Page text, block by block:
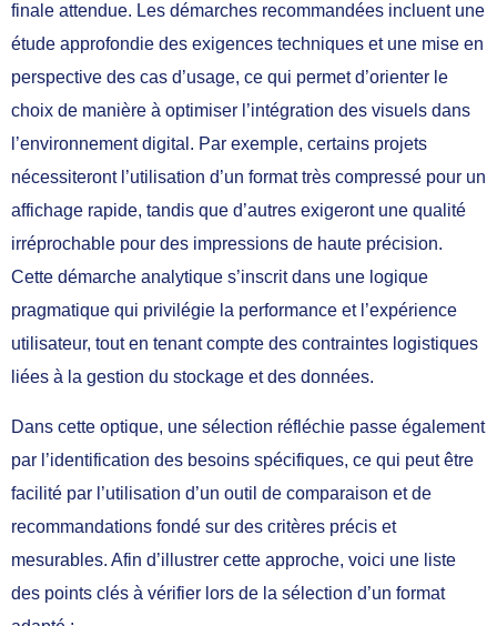
finale attendue. Les démarches recommandées incluent une
étude approfondie des exigences techniques et une mise en
perspective des cas d’usage, ce qui permet d’orienter le
choix de manière à optimiser l’intégration des visuels dans
l’environnement digital. Par exemple, certains projets
nécessiteront l’utilisation d’un format très compressé pour un
affichage rapide, tandis que d’autres exigeront une qualité
irréprochable pour des impressions de haute précision.
Cette démarche analytique s’inscrit dans une logique
pragmatique qui privilégie la performance et l’expérience
utilisateur, tout en tenant compte des contraintes logistiques
liées à la gestion du stockage et des données.
Dans cette optique, une sélection réfléchie passe également
par l’identification des besoins spécifiques, ce qui peut être
facilité par l’utilisation d’un outil de comparaison et de
recommandations fondé sur des critères précis et
mesurables. Afin d’illustrer cette approche, voici une liste
des points clés à vérifier lors de la sélection d’un format